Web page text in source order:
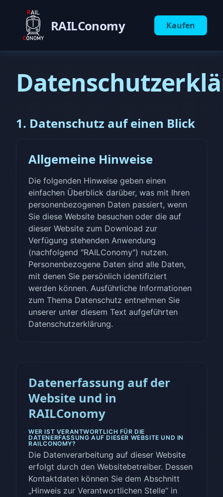
RAILConomy Kaufen
1. Datenschutz auf einen Blick
Allgemeine Hinweise
Die folgenden Hinweise geben einen
einfachen Überblick darüber, was mit Ihren
personenbezogenen Daten passiert, wenn
Sie diese Website besuchen oder die auf
dieser Website zum Download zur
Verfügung stehenden Anwendung
(nachfolgend "RAILConomy") nutzen.
Personenbezogene Daten sind alle Daten,
mit denen Sie persönlich identifiziert
werden können. Ausführliche Informationen
zum Thema Datenschutz entnehmen Sie
unserer unter diesem Text aufgeführten
Datenschutzerklärung.
Datenerfassung auf der
Website und in
RAILConomy
WER IST VERANTWORTLICH FÜR DIE
DATENERFASSUNG AUF DIESER WEBSITE UND IN
RAILCONOMY?
Die Datenverarbeitung auf dieser Website
erfolgt durch den Websitebetreiber. Dessen
Kontaktdaten können Sie dem Abschnitt
„Hinweis zur Verantwortlichen Stelle“ in